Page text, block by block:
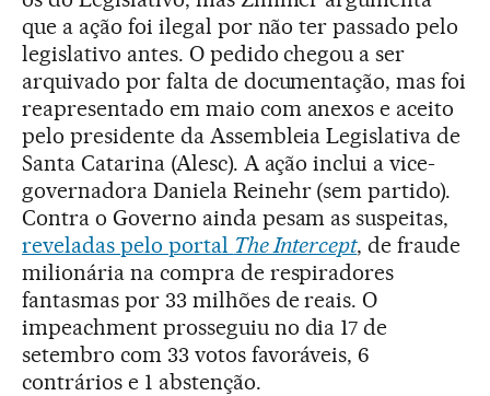
que a ação foi ilegal por não ter passado pelo
legislativo antes. O pedido chegou a ser
arquivado por falta de documentação, mas foi
reapresentado em maio com anexos e aceito
pelo presidente da Assembleia Legislativa de
Santa Catarina (Alesc). A ação inclui a vice-
governadora Daniela Reinehr (sem partido).
Contra o Governo ainda pesam as suspeitas,
reveladas pelo portal The Intercept, de fraude
milionária na compra de respiradores
fantasmas por 33 milhões de reais. O
impeachment prosseguiu no dia 17 de
setembro com 33 votos favoráveis, 6
contrários e 1 abstenção.